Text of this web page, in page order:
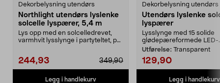
Dekorbelysning utendørs
Northlight utendørs lyslenke
solcelle lyspærer, 5,4 m
Lys opp med en solcelledrevet,
varmhvit lysslynge i partyteltet, på
244,93 349,90
Legg i handlekurv
Dekorbelysning utendørs
Utendørs lyslenke
lyspærer
Lysslynge med 15 solide
glødepæreformede LED-
Utførelse: Transparent
129,90
Legg i handlekurv